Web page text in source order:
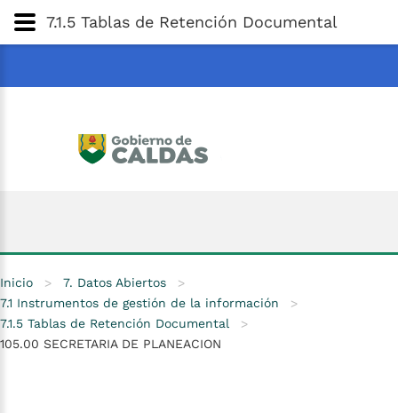
Gobernación de Caldas
7.1.5 Tablas de Retención Documental
Inicio > 7. Datos Abiertos
>
7.1 Instrumentos de gestión de la información
>
7.1.5 Tablas de Retención Documental
>
105.00 SECRETARIA DE PLANEACION